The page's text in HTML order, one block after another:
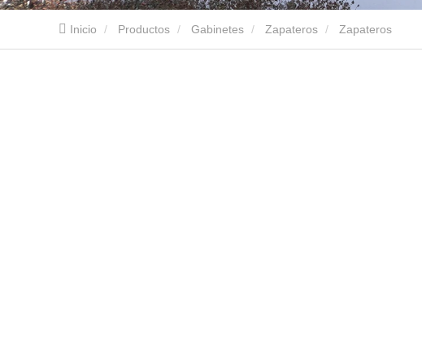
Inicio Productos Gabinetes Zapateros Zapateros